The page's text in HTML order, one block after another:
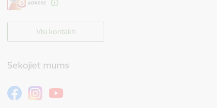
Visi kontakti
Sekojiet mums